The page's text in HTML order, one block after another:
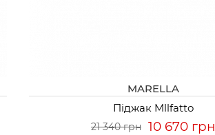
MARELLA
Піджак Mllfatto
21 340 грн 10 670 грн